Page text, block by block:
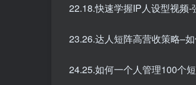
22.18.快速学握IP人设型视频-
23.26.达人短阵高营收策略–
24.25.如何一个人管理100个